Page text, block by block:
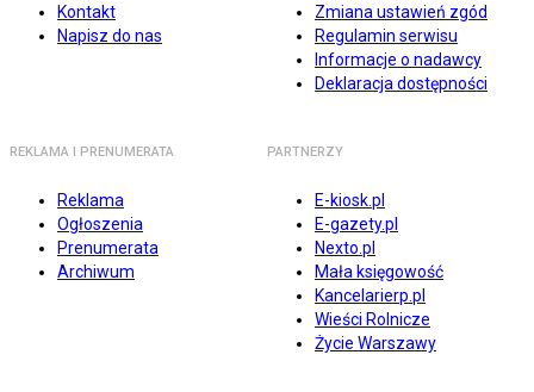
Kontakt
Napisz do nas
Zmiana ustawień zgód
Regulamin serwisu
Informacje o nadawcy
Deklaracja dostępności
REKLAMA I PRENUMERATA
Reklama
Ogłoszenia
Prenumerata
Archiwum
PARTNERZY
E-kiosk.pl
E-gazety.pl
Nexto.pl
Mała księgowość
Kancelarierp.pl
Wieści Rolnicze
Życie Warszawy